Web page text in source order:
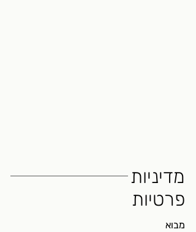
מדיניות
פרטיות
מבוא